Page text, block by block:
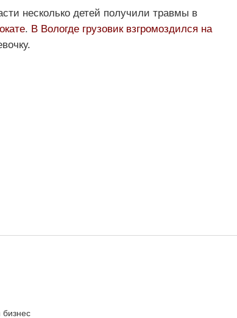
несколько детей получили травмы в
. В Вологде грузовик взгромоздился на